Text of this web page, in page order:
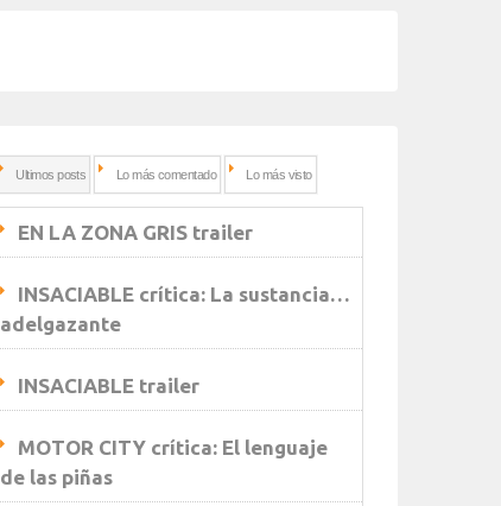
Ultimos posts Lo más comentado Lo más visto
EN LA ZONA GRIS trailer
INSACIABLE crítica: La sustancia…
adelgazante
INSACIABLE trailer
MOTOR CITY crítica: El lenguaje
de las piñas